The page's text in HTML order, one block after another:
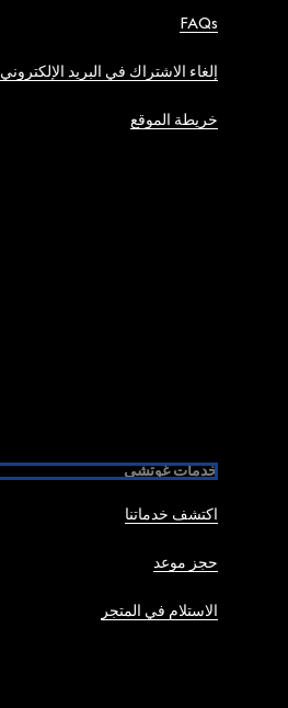
FAQs
إلغاء الاشتراك في البريد الإلكتروني
خريطة الموقع
خدمات غوتشي
اكتشف خدماتنا
حجز موعد
الاستلام في المتجر